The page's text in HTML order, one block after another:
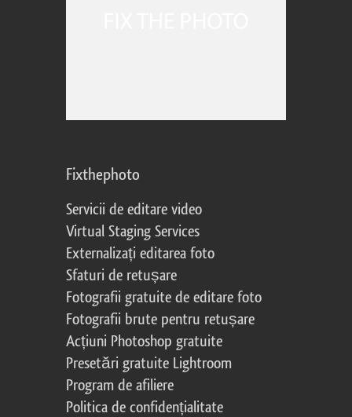
Fixthephoto
Servicii de editare video
Virtual Staging Services
Externalizați editarea foto
Sfaturi de retușare
Fotografii gratuite de editare foto
Fotografii brute pentru retușare
Acțiuni Photoshop gratuite
Presetări gratuite Lightroom
Program de afiliere
Politica de confidențialitate